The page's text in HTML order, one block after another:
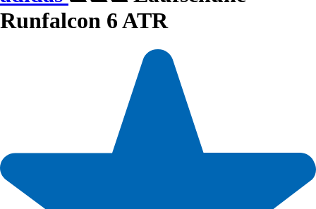
Runfalcon 6 ATR